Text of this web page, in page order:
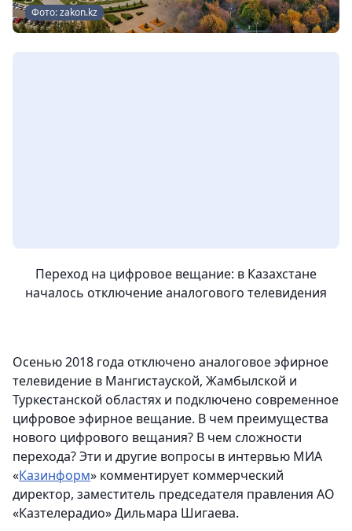
Фото: zakon.kz
Переход на цифровое вещание: в Казахстане
началось отключение аналогового телевидения
Осенью 2018 года отключено аналоговое эфирное
телевидение в Мангистауской, Жамбылской и
Туркестанской областях и подключено современное
цифровое эфирное вещание. В чем преимущества
нового цифрового вещания? В чем сложности
перехода? Эти и другие вопросы в интервью МИА
«Казинформ» комментирует коммерческий
директор, заместитель председателя правления АО
«Казтелерадио» Дильмара Шигаева.